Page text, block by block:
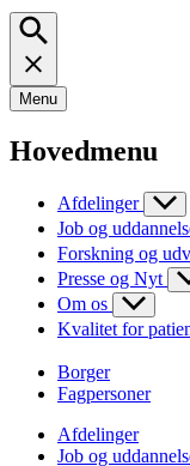
Menu
Hovedmenu
Afdelinger
Job og
Forskning og
Presse og Nyt
Om os
Kvalitet for
Borger
Fagpersoner
Afdelinger
Job og